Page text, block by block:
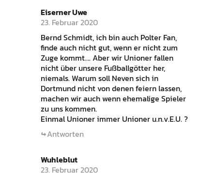
Eiserner Uwe
23. Februar 2020
Bernd Schmidt, ich bin auch Polter Fan,
finde auch nicht gut, wenn er nicht zum
Zuge kommt…. Aber wir Unioner fallen
nicht über unsere Fußballgötter her,
niemals. Warum soll Neven sich in
Dortmund nicht von denen feiern lassen,
machen wir auch wenn ehemalige Spieler
zu uns kommen.
Einmal Unioner immer Unioner u.n.v.E.U. ?
Antworten
Wuhleblut
23. Februar 2020